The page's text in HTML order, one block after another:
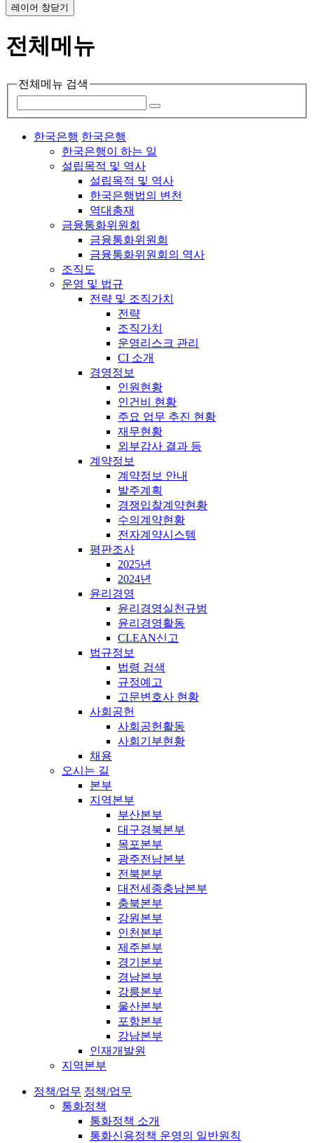
레이어 창닫기
전체메뉴
전체메뉴 검색
한국은행 한국은행
한국은행이 하는 일
설립목적 및 역사
설립목적 및 역사
한국은행법의 변천
역대총재
금융통화위원회
금융통화위원회
금융통화위원회의 역사
조직도
운영 및 법규
전략 및 조직가치
전략
조직가치
운영리스크 관리
CI 소개
경영정보
인원현황
인건비 현황
주요 업무 추진 현황
재무현황
외부감사 결과 등
계약정보
계약정보 안내
발주계획
경쟁입찰계약현황
수의계약현황
전자계약시스템
평판조사
2025년
2024년
윤리경영
윤리경영실천규범
윤리경영활동
CLEAN신고
법규정보
법령 검색
규정예고
고문변호사 현황
사회공헌
사회공헌활동
사회기부현황
채용
오시는 길
본부
지역본부
부산본부
대구경북본부
목포본부
광주전남본부
전북본부
대전세종충남본부
충북본부
강원본부
인천본부
제주본부
경기본부
경남본부
강릉본부
울산본부
포항본부
강남본부
인재개발원
지역본부
정책/업무 정책/업무
통화정책
통화정책 소개
통화신용정책 운영의 일반원칙